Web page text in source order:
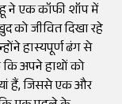
ने एक कॉफी शॉप में
को जीवित दिखा रहे
हास्यपूर्ण ढंग से
अपने हाथों को
हैं, जिससे एक और